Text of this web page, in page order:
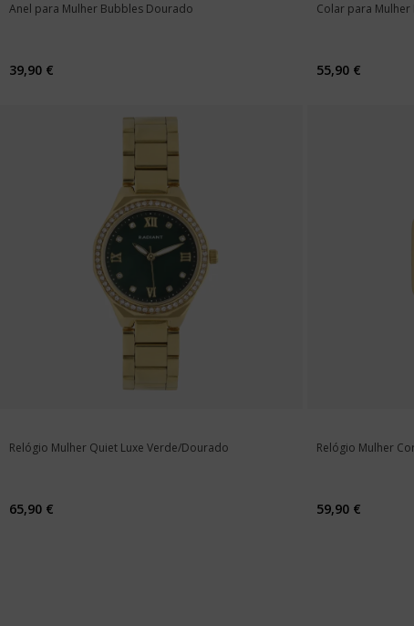
Anel para Mulher Bubbles Dourado
39,90 €
Colar para
55,90 €
Relógio Mulher Quiet Luxe Verde/Dourado
65,90 €
Relógio Mulher
59,90 €